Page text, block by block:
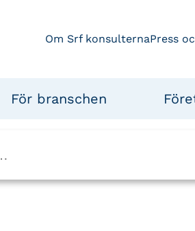
Om Srf konsulternaPress
För branschen